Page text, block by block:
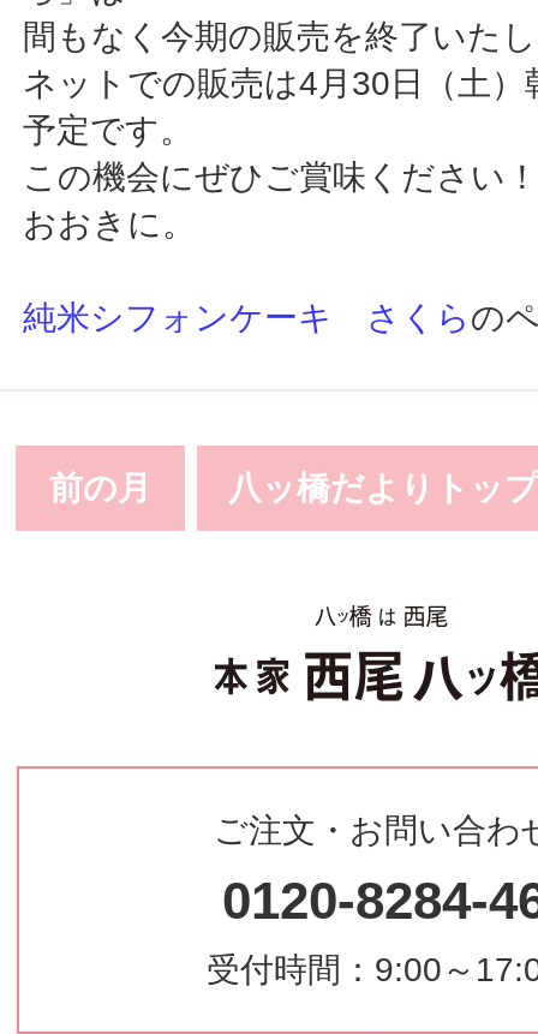
間もなく今期の販売を終了いた
ネットでの販売は4月30日（土）
予定です。
この機会にぜひご賞味ください
おおきに。
純米シフォンケーキ さくらの
前の月 八ッ橋だよりトッ
ご注文・お問い合わ
0120-8284-
受付時間：9:00～